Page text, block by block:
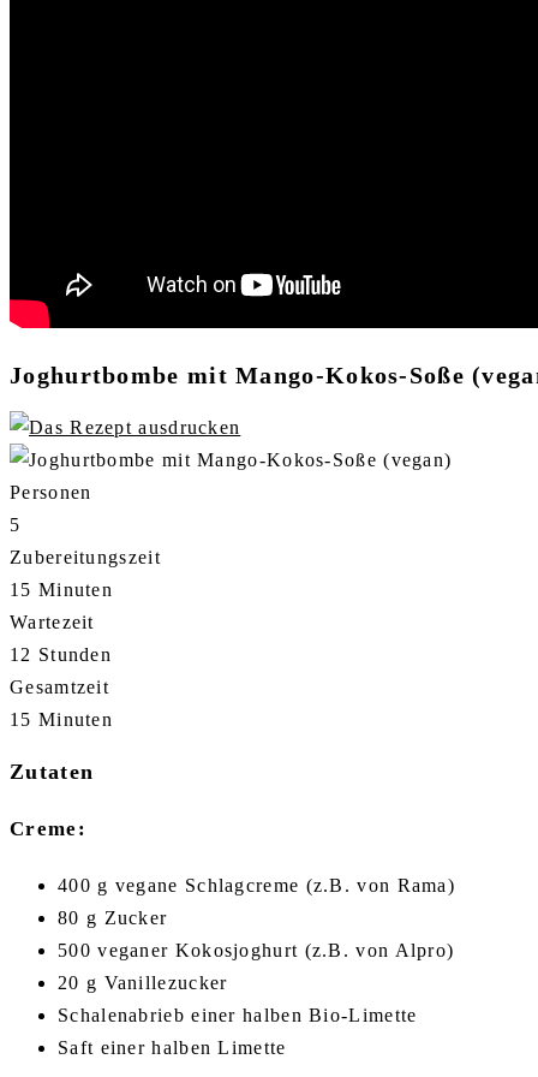
Joghurtbombe mit Mango-Kokos-Soße
Personen
5
Zubereitungszeit
15 Minuten
Wartezeit
12 Stunden
Gesamtzeit
15 Minuten
Zutaten
Creme:
400 g vegane Schlagcreme (z.B. von Rama)
80 g Zucker
500 veganer Kokosjoghurt (z.B. von Alpro)
20 g Vanillezucker
Schalenabrieb einer halben Bio-Limette
Saft einer halben Limette